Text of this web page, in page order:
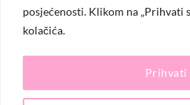
posjećenosti. Klikom na „Prihvati
kolačića.
Prihvati
Moje narudžbe
© 2026KO.MODA.